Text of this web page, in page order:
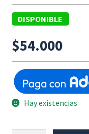
DISPONIBLE
$54.000
Hay existencias